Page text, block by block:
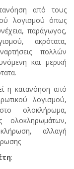
από τους
λογισμού όπως
παράγωγος,
ακρότατα,
πολλών
και μερική
η κατανόηση από
λογισμού,
ολοκλήρωμα,
ολοκληρωμάτων,
αλλαγή
: